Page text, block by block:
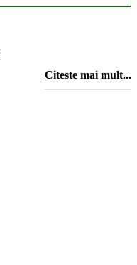
Citeste mai mult...